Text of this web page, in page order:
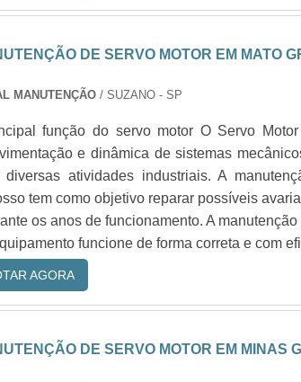
DE SERVO MOTOR EM MATO
MANUTENÇÃO / SUZANO - SP
função do servo motor O Servo
e dinâmica de sistemas
diversas atividades industriais. A
tem como objetivo reparar possíveis
os anos de funcionamento. A
funcione de forma correta e com
AGORA
DE SERVO MOTOR EM MINAS